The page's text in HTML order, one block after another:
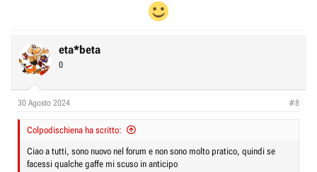
eta*beta
0
30 Agosto 2024 #8
Colpodischiena ha scritto:
Ciao a tutti, sono nuovo nel forum e non sono molto pratico, quindi se
facessi qualche gaffe mi scuso in anticipo